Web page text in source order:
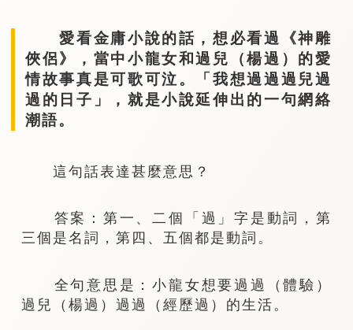
愛看金庸小說的話，想必看過《神雕
俠侶》，當中小龍女和過兒（楊過）的愛
情故事真是可歌可泣。「我想過過過兒過
過的日子」，就是小說延伸出的一句網絡
潮語。
這句話表達甚麼意思？
答案：第一、二個「過」字是動詞，第
三個是名詞，第四、五個都是動詞。
全句意思是：小龍女想要過過（體驗）
過兒（楊過）過過（經歷過）的生活。